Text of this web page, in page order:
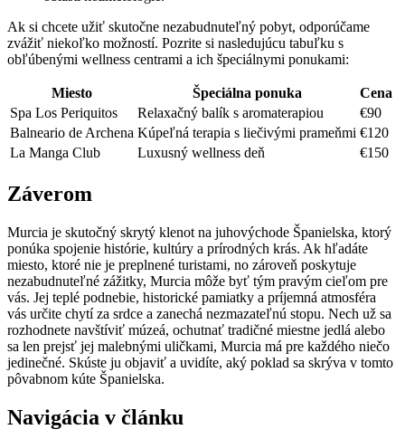
Ak si chcete ‍užiť skutočne nezabudnuteľný pobyt, odporúčame
zvážiť niekoľko možností. Pozrite ​si nasledujúcu tabuľku s
‌obľúbenými wellness centrami a ich špeciálnymi ponukami:
Miesto Špeciálna⁣ ponuka
Cena
Spa Los Periquitos
Relaxačný balík s aromaterapiou
€90
Balneario de Archena Kúpeľná ⁢terapia s liečivými prameňmi €120
La Manga Club
Luxusný wellness deň €150
Záverom
Murcia je skutočný skrytý klenot na juhovýchode Španielska, ktorý
ponúka spojenie​ histórie, kultúry a‍ prírodných krás. Ak‍ hľadáte
miesto, ktoré nie je preplnené‌ turistami,‍ no zároveň poskytuje
‌nezabudnuteľné zážitky, Murcia môže byť‌ tým pravým cieľom ‌pre
vás. Jej​ teplé podnebie, historické pamiatky a ⁢príjemná atmosféra
vás určite chytí za ‍srdce a zanechá nezmazateľnú stopu. Nech už sa
rozhodnete navštíviť múzeá, ochutnať ‌tradičné miestne jedlá alebo
sa ‍len prejsť jej‍ malebnými uličkami,​ Murcia má pre každého niečo
jedinečné.⁤ Skúste ju objaviť a uvidíte, aký ‌poklad sa skrýva v tomto
pôvabnom kúte Španielska.
Navigácia v článku